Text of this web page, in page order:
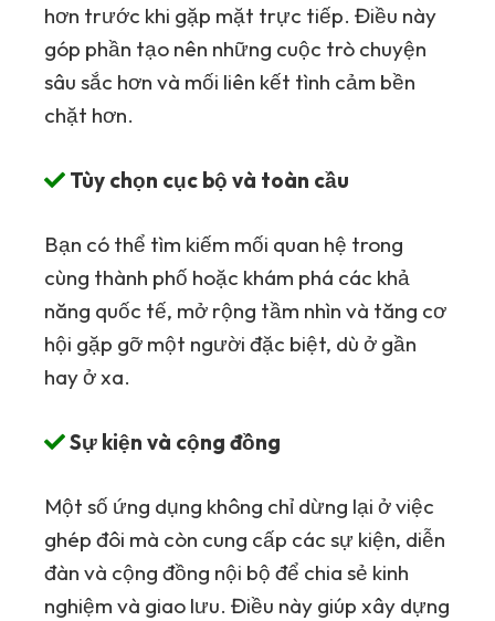
hơn trước khi gặp mặt trực tiếp. Điều này
góp phần tạo nên những cuộc trò chuyện
sâu sắc hơn và mối liên kết tình cảm bền
chặt hơn.
Tùy chọn cục bộ và toàn cầu
Bạn có thể tìm kiếm mối quan hệ trong
cùng thành phố hoặc khám phá các khả
năng quốc tế, mở rộng tầm nhìn và tăng cơ
hội gặp gỡ một người đặc biệt, dù ở gần
hay ở xa.
Sự kiện và cộng đồng
Một số ứng dụng không chỉ dừng lại ở việc
ghép đôi mà còn cung cấp các sự kiện, diễn
đàn và cộng đồng nội bộ để chia sẻ kinh
nghiệm và giao lưu. Điều này giúp xây dựng